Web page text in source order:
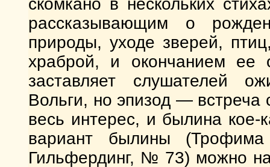
скомкано в нескольких
рассказывающим о
природы, уходе зверей,
храброй, и окончанием ее
заставляет слушателей
Вольги, но эпизод —
весь интерес, и былина кое-
вариант былины
Гильфердинг, № 73) можно